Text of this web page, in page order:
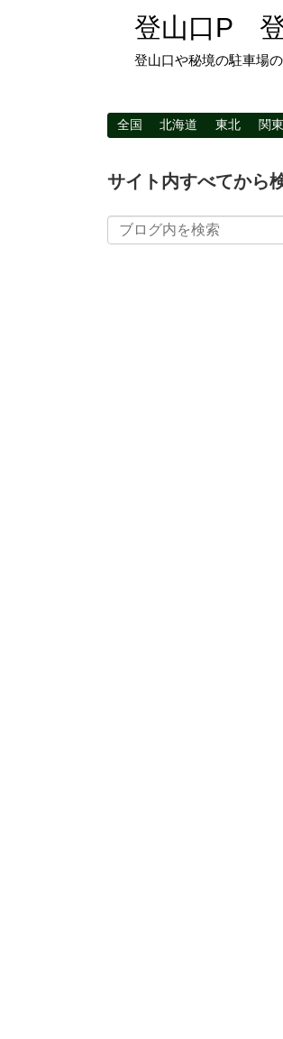
登山口P 登
登山口や秘境の駐車場
全国 北海道 東北 関東
サイト内すべてから